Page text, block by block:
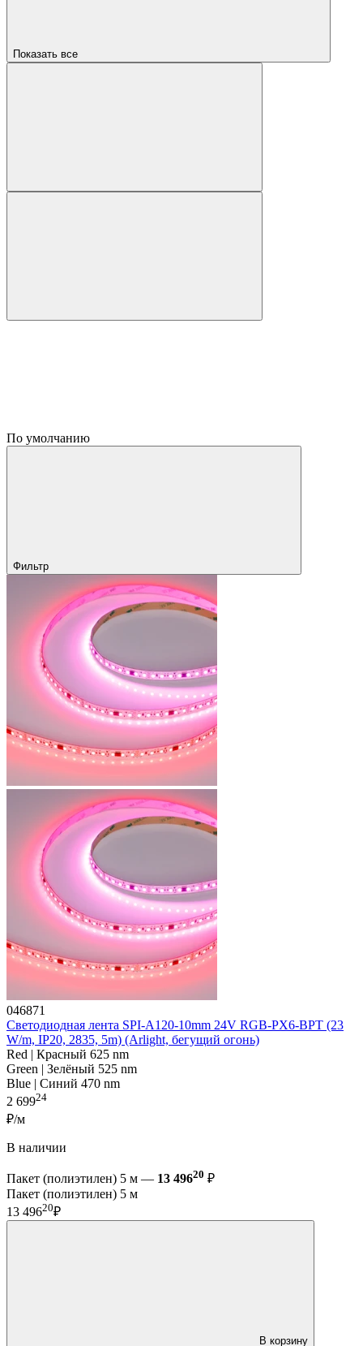
Показать все
По умолчанию
Фильтр
046871
Светодиодная лента SPI-A120-10mm 24V RGB-PX6-BPT (23
W/m, IP20, 2835, 5m) (Arlight, бегущий огонь)
Red | Красный 625 nm
Green | Зелёный 525 nm
Blue | Синий 470 nm
2 69924
₽/м
В наличии
Пакет (полиэтилен) 5 м — 13 49620 ₽
Пакет (полиэтилен) 5 м
13 49620₽
В корзину